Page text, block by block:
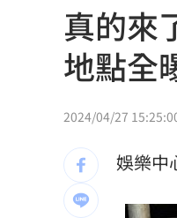
20%下
詭滑行
張韶涵
議員：
真的來
地點全
2024/04/27
娛樂中